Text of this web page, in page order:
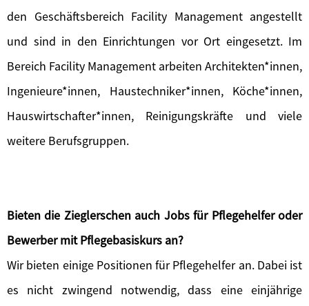
den Geschäftsbereich Facility Management angestellt
und sind in den Einrichtungen vor Ort eingesetzt. Im
Bereich Facility Management arbeiten Architekten*innen,
Ingenieure*innen, Haustechniker*innen, Köche*innen,
Hauswirtschafter*innen, Reinigungskräfte und viele
weitere Berufsgruppen.
Bieten die Zieglerschen auch Jobs für Pflegehelfer oder
Bewerber mit Pflegebasiskurs an?
Wir bieten einige Positionen für Pflegehelfer an. Dabei ist
es nicht zwingend notwendig, dass eine einjährige